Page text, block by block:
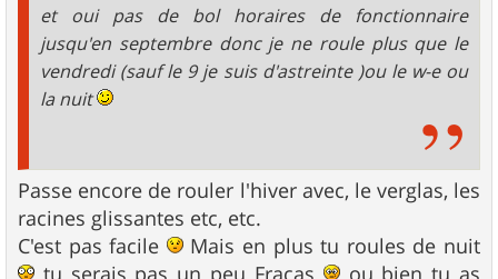
et oui pas de bol horaires de fonctionnaire
jusqu'en septembre donc je ne roule plus que le
vendredi (sauf le 9 je suis d'astreinte )ou le w-e ou
la nuit
Passe encore de rouler l'hiver avec, le verglas, les
racines glissantes etc, etc.
C'est pas facile
Mais en plus tu roules de nuit
tu serais pas un peu Fracas
ou bien tu as